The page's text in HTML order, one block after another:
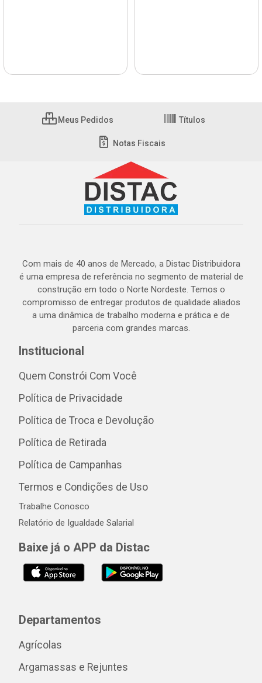
Meus Pedidos Títulos
Notas Fiscais
Com mais de 40 anos de Mercado, a Distac Distribuidora
é uma empresa de referência no segmento de material de
construção em todo o Norte Nordeste. Temos o
compromisso de entregar produtos de qualidade aliados
a uma dinâmica de trabalho moderna e prática e de
parceria com grandes marcas.
Institucional
Quem Constrói Com Você
Política de Privacidade
Política de Troca e Devolução
Política de Retirada
Política de Campanhas
Termos e Condições de Uso
Trabalhe Conosco
Relatório de Igualdade Salarial
Baixe já o APP da Distac
Departamentos
Agrícolas
Argamassas e Rejuntes